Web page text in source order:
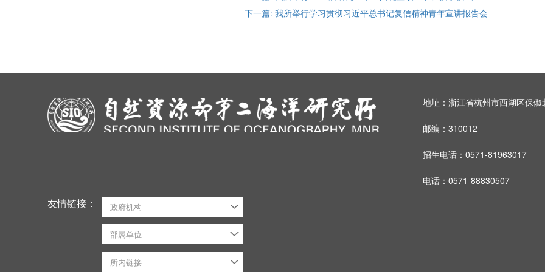
下一篇: 我所举行学习贯彻习近平总书记复信精神青年宣讲报告会
地址：浙江省杭州市西湖区保俶
邮编：310012
招生电话：0571-81963017
电话：0571-88830507
友情链接： 政府机构
部属单位
所内链接